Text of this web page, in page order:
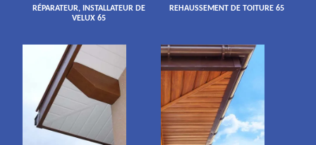
RÉPARATEUR, INSTALLATEUR DE
VELUX 65
REHAUSSEMENT DE TOITURE 65